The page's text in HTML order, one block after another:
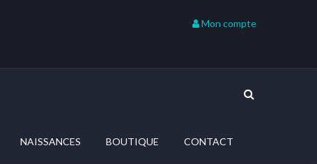
Mon compte
NAISSANCES BOUTIQUE CONTACT